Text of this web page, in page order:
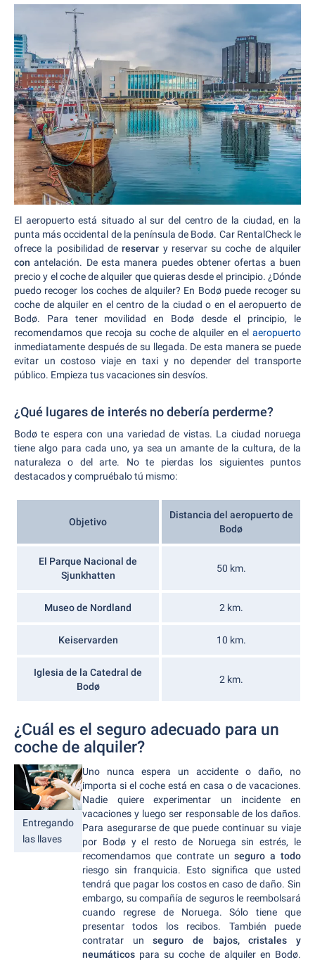
El aeropuerto está situado al sur del centro de la ciudad, en la
punta más occidental de la península de Bodø. Car RentalCheck le
ofrece la posibilidad dereservar y reservar su coche de alquiler
con antelación. De esta manera puedes obtener ofertas a buen
precio y el coche de alquiler que quieras desde el principio. ¿Dónde
puedo recoger los coches de alquiler? En Bodø puede recoger su
coche de alquiler en el centro de la ciudad o en el aeropuerto de
Bodø. Para tener movilidad en Bodø desde el principio, le
recomendamos que recoja su coche de alquiler en el aeropuerto
inmediatamente después de su llegada. De esta manera se puede
evitar un costoso viaje en taxi y no depender del transporte
público. Empieza tus vacaciones sin desvíos.
¿Qué lugares de interés no debería perderme?
Bodø te espera con una variedad de vistas. La ciudad noruega
tiene algo para cada uno, ya sea un amante de la cultura, de la
naturaleza o del arte. No te pierdas los siguientes puntos
destacados y compruébalo tú mismo:
Objetivo
Distancia del aeropuerto de
Bodø
El Parque Nacional de
Sjunkhatten
50 km.
Museo de Nordland 2 km.
Keiservarden 10 km.
Iglesia de la Catedral de
Bodø
2 km.
¿Cuál es el seguro adecuado para un
coche de alquiler?
Entregando
las llaves
Uno nunca espera un accidente o daño, no
importa si el coche está en casa o de vacaciones.
Nadie quiere experimentar un incidente en
vacaciones y luego ser responsable de los daños.
Para asegurarse de que puede continuar su viaje
por Bodø y el resto de Noruega sin estrés, le
recomendamos que contrate un seguro a todo
riesgo sin franquicia. Esto significa que usted
tendrá que pagar los costos en caso de daño. Sin
embargo, su compañía de seguros le reembolsará
cuando regrese de Noruega. Sólo tiene que
presentar todos los recibos. También puede
contratar unseguro de bajos, cristales y
neumáticos para su coche de alquiler en Bodø.